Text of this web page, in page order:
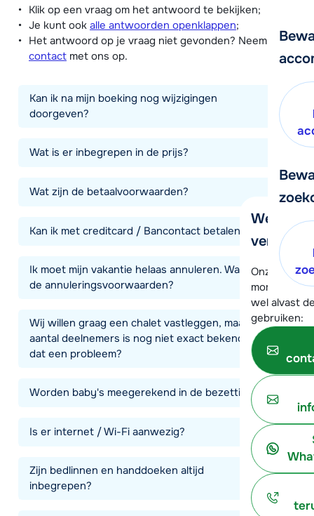
We
verder!
Onze
moment
wel alvast
gebruiken:
Klik op een vraag om het antwoord te bekijken;
Je kunt ook alle antwoorden openklappen;
Het antwoord op je vraag niet gevonden? Neem
contact met ons op.
Kan ik na mijn boeking nog wijzigingen
doorgeven?
Wat is er inbegrepen in de prijs?
Wat zijn de betaalvoorwaarden?
Kan ik met creditcard / Bancontact betalen?
Ik moet mijn vakantie helaas annuleren. Wat zijn
de annuleringsvoorwaarden?
Wij willen graag een chalet vastleggen, maar het
aantal deelnemers is nog niet exact bekend. Is
dat een probleem?
Worden baby's meegerekend in de bezetting?
Is er internet / Wi-Fi aanwezig?
Zijn bedlinnen en handdoeken altijd
inbegrepen?